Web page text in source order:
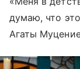
думаю, что
Агаты